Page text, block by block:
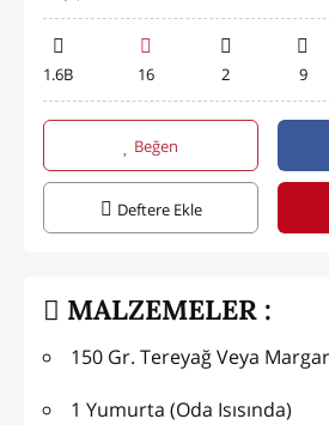
1.6B 16 2 9
Beğen
Deftere Ekle
MALZEMELER :
150 Gr. Tereyağ Veya
1 Yumurta (Oda Isısında)